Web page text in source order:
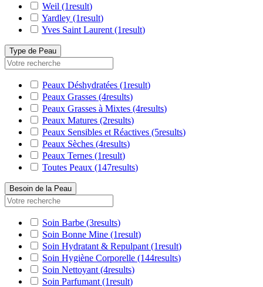
Weil (1result)
Yardley (1result)
Yves Saint Laurent (1result)
Type de Peau
Peaux Déshydratées (1result)
Peaux Grasses (4results)
Peaux Grasses à Mixtes (4results)
Peaux Matures (2results)
Peaux Sensibles et Réactives (5results)
Peaux Sèches (4results)
Peaux Ternes (1result)
Toutes Peaux (147results)
Besoin de la Peau
Soin Barbe (3results)
Soin Bonne Mine (1result)
Soin Hydratant & Repulpant (1result)
Soin Hygiène Corporelle (144results)
Soin Nettoyant (4results)
Soin Parfumant (1result)